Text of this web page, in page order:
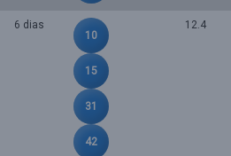
6 dias
10
15
31
42
12.4